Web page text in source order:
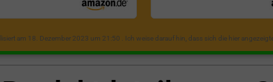
am 18. Dezember 2023 um 21:50 . Ich weise darauf hin, dass sich die hier